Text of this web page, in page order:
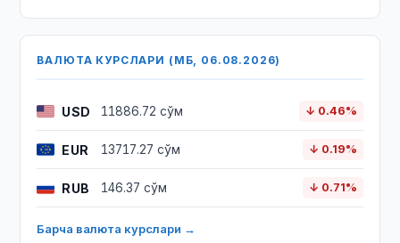
ВАЛЮТА КУРСЛАРИ (МБ, 06.08.2026)
USD 11886.72 сўм ↓ 0.46%
EUR 13717.27 сўм ↓ 0.19%
RUB 146.37 сўм ↓ 0.71%
Барча валюта курслари →